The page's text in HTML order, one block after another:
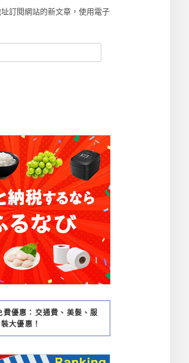
訂閱網站的新文章，使用電子
優惠：交通費、美髮、服
裝大優惠！